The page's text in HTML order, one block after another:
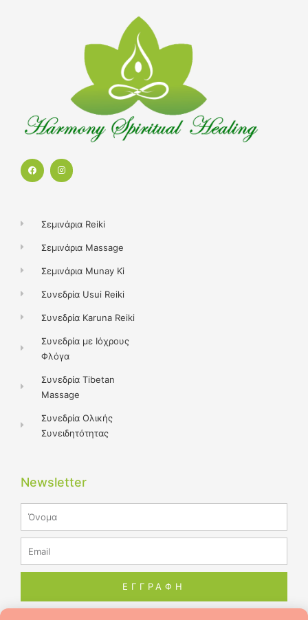
F
a
I
n
m
Σεμινάρια Reiki
Σεμινάρια Massage
Σεμινάρια Munay Ki
Συνεδρία Usui Reiki
Συνεδρία Karuna Reiki
Συνεδρία με Ιόχρους
Φλόγα
Συνεδρία Tibetan
Massage
Συνεδρία Ολικής
Συνειδητότητας
Newsletter
ΕΓΓΡΑΦΗ